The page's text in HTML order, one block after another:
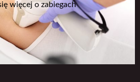
więcej o zabiegach